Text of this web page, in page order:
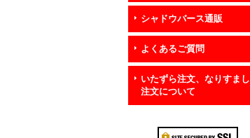
シャドウバース通販
よくあるご質問
いたずら注文、なりすまし
注文について